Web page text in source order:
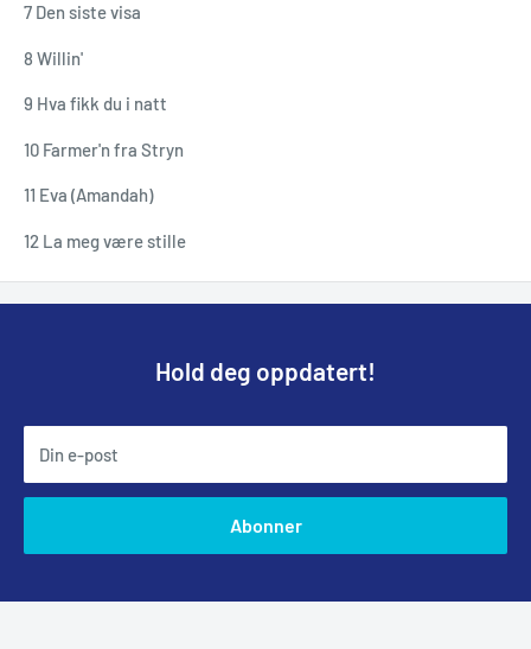
7 Den siste visa
8 Willin'
9 Hva fikk du i natt
10 Farmer'n fra Stryn
11 Eva (Amandah)
12 La meg være stille
Hold deg oppdatert!
Din e-post
Abonner